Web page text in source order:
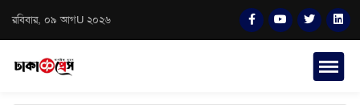
রবিবার, ০৯ আগU ২০২৬